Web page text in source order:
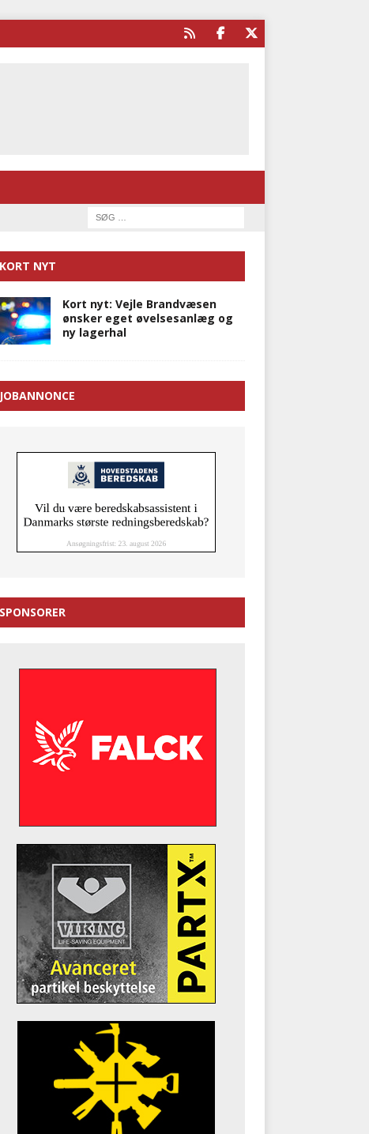
KORT NYT
Kort nyt: Vejle Brandvæsen
ønsker eget øvelsesanlæg og
ny lagerhal
JOBANNONCE
SPONSORER